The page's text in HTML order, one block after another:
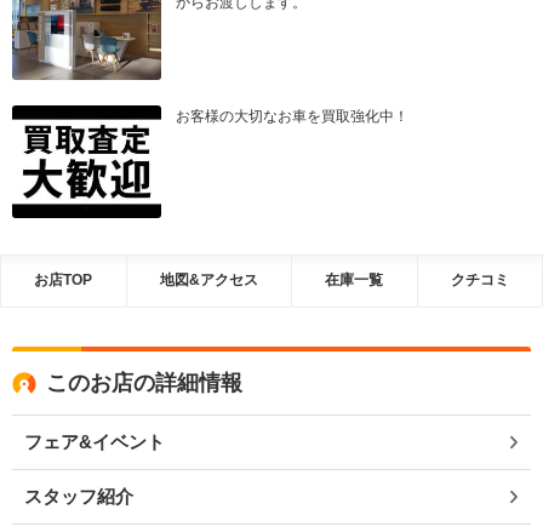
お客様の大切なお車を買取強化中！
お店TOP 地図&アクセス 在庫一覧 クチコミ
このお店の詳細情報
フェア&イベント
スタッフ紹介